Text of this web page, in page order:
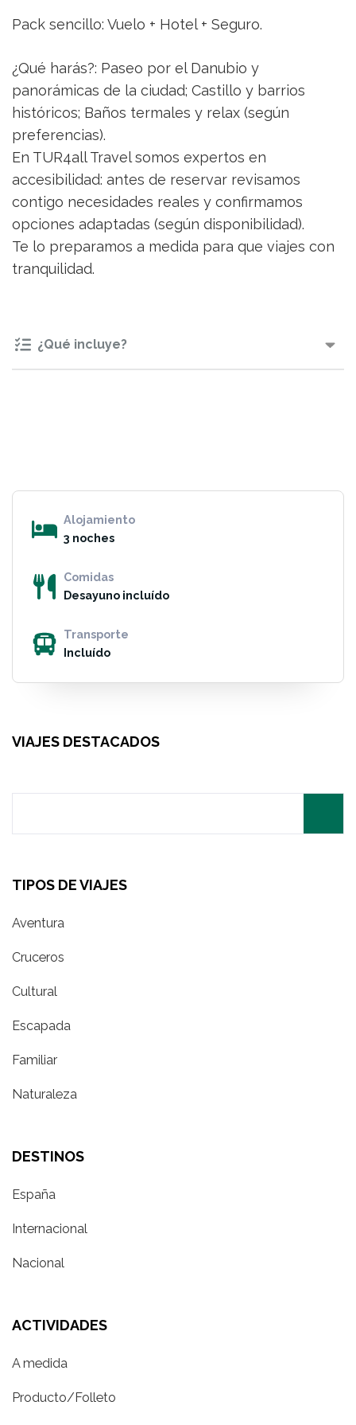
¿Qué incluye?
Pack sencillo: Vuelo + Hotel + Seguro.
¿Qué harás?: Paseo por el Danubio y
panorámicas de la ciudad; Castillo y barrios
históricos; Baños termales y relax (según
preferencias).
En TUR4all Travel somos expertos en
accesibilidad: antes de reservar revisamos
contigo necesidades reales y confirmamos
opciones adaptadas (según disponibilidad).
Te lo preparamos a medida para que viajes con
tranquilidad.
Alojamiento
3 noches
Comidas
Desayuno incluído
Transporte
Incluído
VIAJES DESTACADOS
TIPOS DE VIAJES
Aventura
Cruceros
Cultural
Escapada
Familiar
Naturaleza
DESTINOS
España
Internacional
Nacional
ACTIVIDADES
A medida
Producto/Folleto